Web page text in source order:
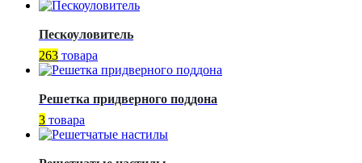
Пескоуловитель
263 товара
Решетка придверного поддона
3 товара